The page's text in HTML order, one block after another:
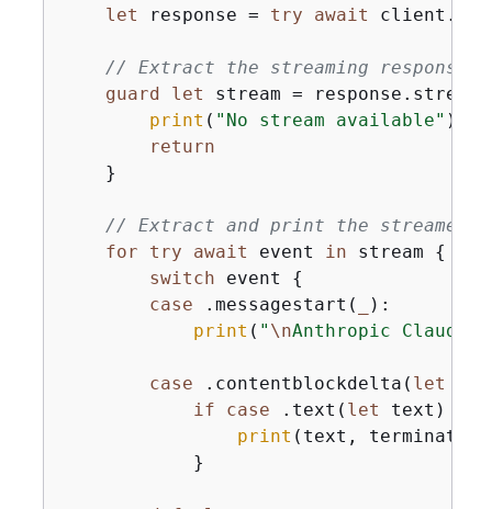
let response = try await
// Extract the streaming response.
guard
let stream = response.stream
print ( "No stream available" )
return
    }
// Extract and print the streamed
for
try await event in stream {
switch event {
case .messagestart(
):
print ( " \nAnthropic Claude:"
case .contentblockdelta( let
if
case .text( let text)
print (text,
            }